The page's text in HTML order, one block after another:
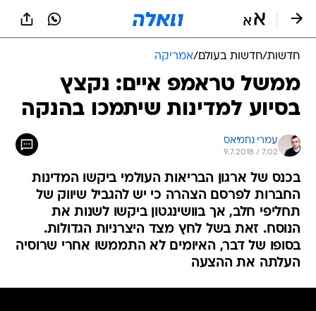
חדשות/חדשות בעולם/אמריקה
ממשל טראמפ איים: נקצץ
בסיוע למדינות שיתמכו בהנקה
עמרי נחמיאס
9.7.2018 / 7:02
בכנס של ארגון הבריאות העולמי ביקשו המדינות
החברות לפרסם הצהרה כי יש להגביל שיווק של
תחליפי חלב, אך בוושינגטון ביקשו לשנות את
הנוסח. זאת בשל לחץ מצד היצרניות הגדולות.
בסופו של דבר, האיומים לא התממשו אחרי שרוסיה
העלתה את ההצעה